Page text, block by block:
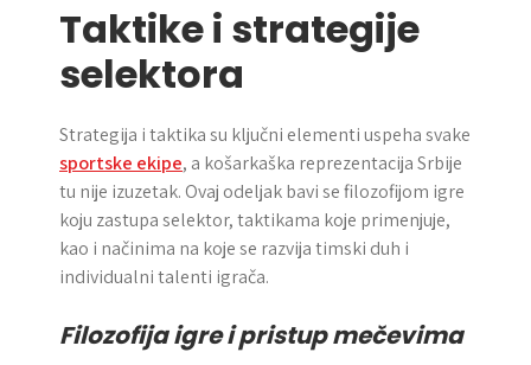
Taktike i strategije
selektora
Strategija i taktika su ključni elementi uspeha svake
sportske ekipe, a košarkaška reprezentacija Srbije
tu nije izuzetak. Ovaj odeljak bavi se filozofijom igre
koju zastupa selektor, taktikama koje primenjuje,
kao i načinima na koje se razvija timski duh i
individualni talenti igrača.
Filozofija igre i pristup mečevima